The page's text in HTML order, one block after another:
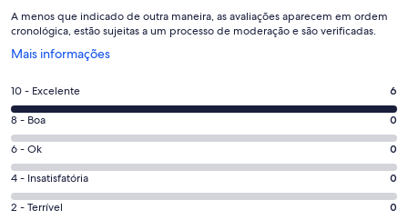
A menos que indicado de outra maneira, as avaliações aparecem em ordem
cronológica, estão sujeitas a um processo de moderação e são verificadas.
Mais informações
Abre
uma
nova
janela
Nota
10
-
Excelente.
6
de
6
10 - Excelente 6
Nota
8
-
Boa.
0
8 - Boa 0
Nota
6
-
Ok.
6 - Ok 0
Nota
4
4 - Insatisfatória 0
Nota
2 - Terrível 0